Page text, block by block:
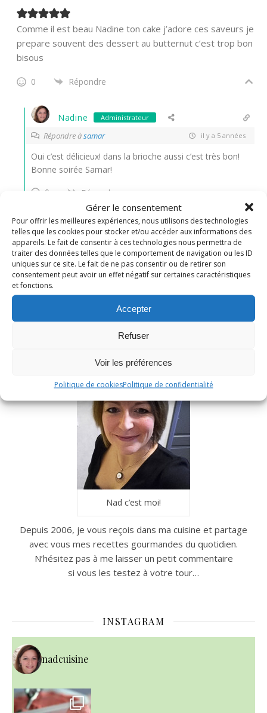
Gérer le consentement
Pour offrir les meilleures expériences, nous utilisons des technologies
telles que les cookies pour stocker et/ou accéder aux informations des
appareils. Le fait de consentir à ces technologies nous permettra de
traiter des données telles que le comportement de navigation ou les ID
uniques sur ce site. Le fait de ne pas consentir ou de retirer son
consentement peut avoir un effet négatif sur certaines caractéristiques
et fonctions.
Accepter
Refuser
Voir les préférences
Politique de cookiesPolitique de confidentialité
Comme il est beau Nadine ton cake j’adore ces saveurs je
prepare souvent des dessert au butternut c’est trop bon
bisous
0 Répondre
Nadine Administrateur
Répondre àsamar il y a 5 années
Oui c’est délicieux! dans la brioche aussi c’est très bon!
Bonne soirée Samar!
0
Répondre
RECHERCHER
Nad c’est moi!
Depuis 2006, je vous reçois dans ma cuisine et partage
avec vous mes recettes gourmandes du quotidien.
N’hésitez pas à me laisser un petit commentaire
si vous les testez à votre tour…
INSTAGRAM
nadcuisine
~ NICE CREAM À LA FRAISE ~
Presque un mois que